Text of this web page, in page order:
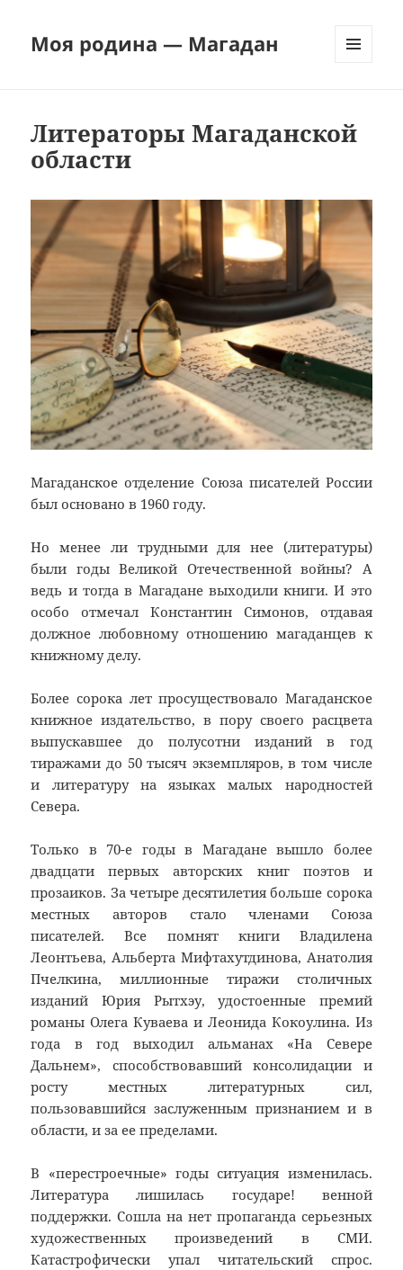
Моя родина — Магадан
Литераторы Магаданской
области
Магаданское отделение Союза писателей России
был основано в 1960 году.
Но менее ли трудными для нее (литературы)
были годы Великой Отечественной войны? А
ведь и тогда в Магадане выходили книги. И это
особо отмечал Константин Симонов, отдавая
должное любовному отношению магаданцев к
книжному делу.
Более сорока лет просуществовало Магаданское
книжное издательство, в пору своего расцвета
выпускавшее до полусотни изданий в год
тиражами до 50 тысяч экземпляров, в том числе
и литературу на языках малых народностей
Севера.
Только в 70-е годы в Магадане вышло более
двадцати первых авторских книг поэтов и
прозаиков. За четыре десятилетия больше сорока
местных авторов стало членами Союза
писателей. Все помнят книги Владилена
Леонтьева, Альберта Мифтахутдинова, Анатолия
Пчелкина, миллионные тиражи столичных
изданий Юрия Рытхэу, удостоенные премий
романы Олега Куваева и Леонида Кокоулина. Из
года в год выходил альманах «На Севере
Дальнем», способствовавший консолидации и
росту местных литературных сил,
пользовавшийся заслуженным признанием и в
области, и за ее пределами.
В «перестроечные» годы ситуация изменилась.
Литература лишилась государе! венной
поддержки. Сошла на нет пропаганда серьезных
художественных произведений в СМИ.
Катастрофически упал читательский спрос.